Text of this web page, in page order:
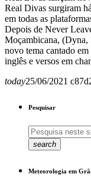
Real Divas surgiram
em todas as
Depois de Never
Moçambicana,
novo tema cantado
inglês e versos em
today25/06/2021 87
Pesquisar
search
Meteorologia em